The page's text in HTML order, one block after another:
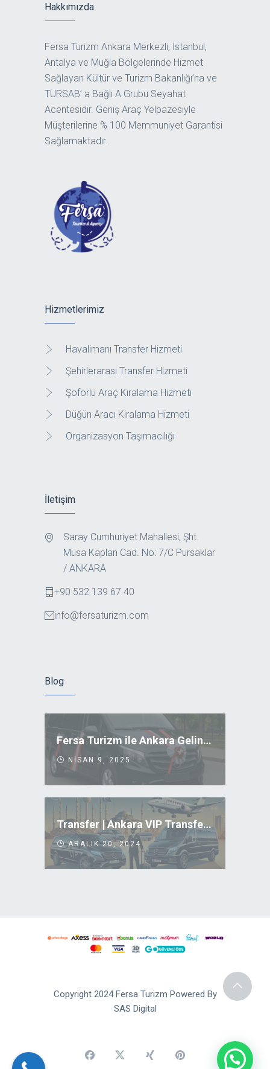
Hakkımızda
Fersa Turizm Ankara Merkezli; İstanbul,
Antalya ve Muğla Bölgelerinde Hizmet
Sağlayan Kültür ve Turizm Bakanlığı’na ve
TURSAB’ a Bağlı A Grubu Seyahat
Acentesidir. Geniş Araç Yelpazesiyle
Müşterilerine % 100 Memmuniyet Garantisi
Sağlamaktadır.
Hizmetlerimiz
Havalimanı Transfer Hizmeti
Şehirlerarası Transfer Hizmeti
Şoförlü Araç Kiralama Hizmeti
Düğün Aracı Kiralama Hizmeti
Organizasyon Taşımacılığı
İletişim
Saray Cumhuriyet Mahallesi, Şht.
Musa Kaplan Cad. No: 7/C Pursaklar
/ ANKARA
+90 532 139 67 40
info@fersaturizm.com
Blog
Fersa Turizm ile Ankara Gelin Arabası Kiralama
NISAN 9, 2025
Transfer | Ankara VIP Transfer Uygun Fiyatlar
ARALIK 20, 2024
Copyright 2024 Fersa Turizm Powered By
SAS Digital